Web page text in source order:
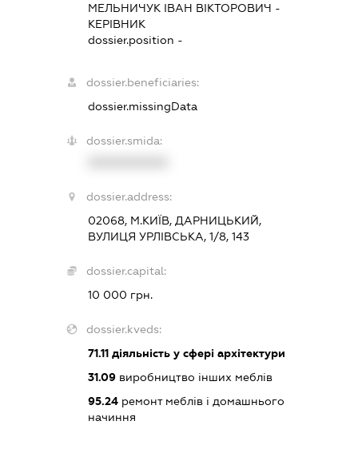
МЕЛЬНИЧУК ІВАН ВІКТОРОВИЧ -
КЕРІВНИК
dossier.position -
dossier.beneficiaries:
dossier.missingData
dossier.smida:
dossier.address:
02068, М.КИЇВ, ДАРНИЦЬКИЙ,
ВУЛИЦЯ УРЛІВСЬКА, 1/8, 143
dossier.capital:
10 000 грн.
dossier.kveds:
71.11діяльність у сфері архітектури
31.09виробництво інших меблів
95.24ремонт меблів і домашнього
начиння